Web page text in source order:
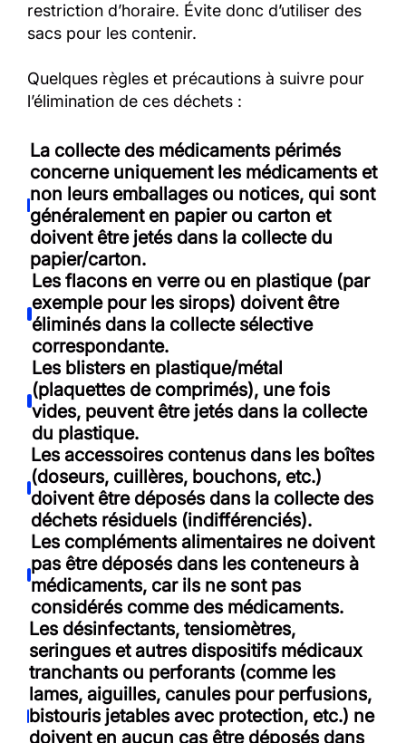
restriction d’horaire. Évite donc d’utiliser des
sacs pour les contenir.
Quelques règles et précautions à suivre pour
l’élimination de ces déchets :
La collecte des médicaments périmés
concerne uniquement les médicaments et
non leurs emballages ou notices, qui sont
généralement en papier ou carton et
doivent être jetés dans la collecte du
papier/carton.
Les flacons en verre ou en plastique (par
exemple pour les sirops) doivent être
éliminés dans la collecte sélective
correspondante.
Les blisters en plastique/métal
(plaquettes de comprimés), une fois
vides, peuvent être jetés dans la collecte
du plastique.
Les accessoires contenus dans les boîtes
(doseurs, cuillères, bouchons, etc.)
doivent être déposés dans la collecte des
déchets résiduels (indifférenciés).
Les compléments alimentaires ne doivent
pas être déposés dans les conteneurs à
médicaments, car ils ne sont pas
considérés comme des médicaments.
Les désinfectants, tensiomètres,
seringues et autres dispositifs médicaux
tranchants ou perforants (comme les
lames, aiguilles, canules pour perfusions,
bistouris jetables avec protection, etc.) ne
doivent en aucun cas être déposés dans